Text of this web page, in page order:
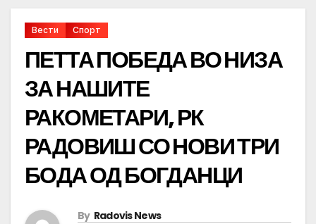
Вести Спорт
ПЕТТА ПОБЕДА ВО НИЗА
ЗА НАШИТЕ
РАКОМЕТАРИ, РК
РАДОВИШ СО НОВИ ТРИ
БОДА ОД БОГДАНЦИ
By Radovis News